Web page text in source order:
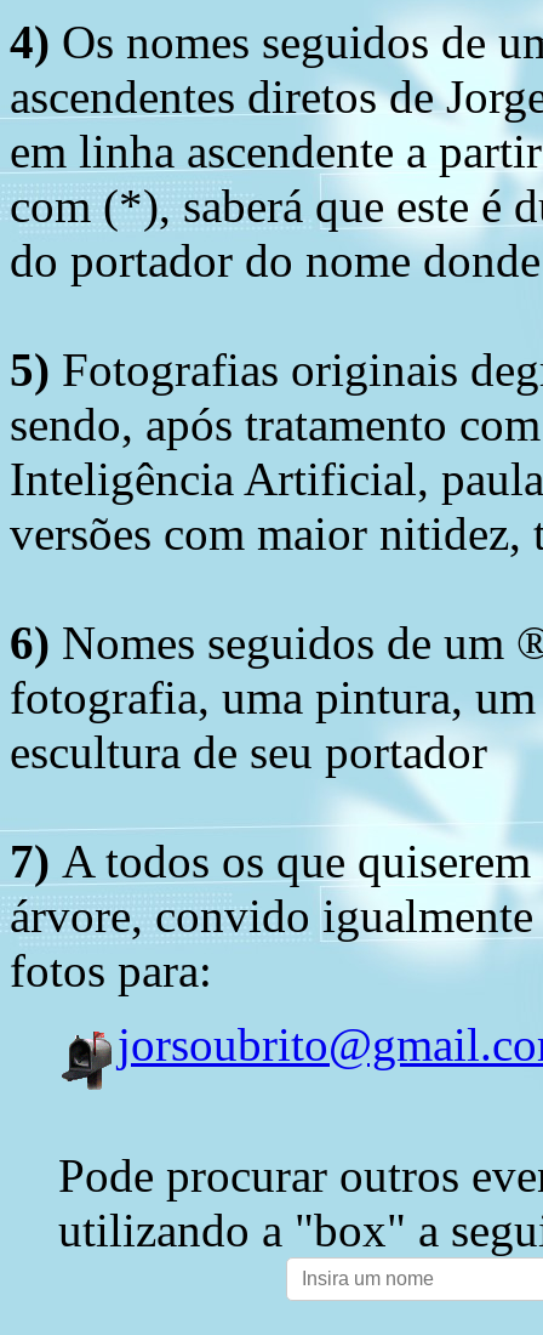
4) Os nomes seguidos de
ascendentes diretos de
em linha ascendente a
com (*), saberá que este é
do portador do nome
5) Fotografias originais
sendo, após tratamento
Inteligência Artificial,
versões com maior nitidez,
6) Nomes seguidos de um
fotografia, uma pintura,
escultura de seu portador
7) A todos os que
árvore, convido
fotos para:
Pode procurar outros
utilizando a "box" a